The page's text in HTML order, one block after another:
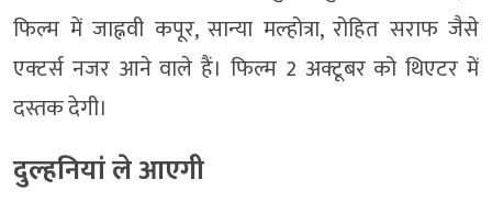
फिल्म में जाह्नवी कपूर, सान्या मल्होत्रा, रोहित सराफ जैसे
एक्टर्स नजर आने वाले हैं। फिल्म 2 अक्टूबर को थिएटर में
दस्तक देगी।
दुल्हनियां ले आएगी